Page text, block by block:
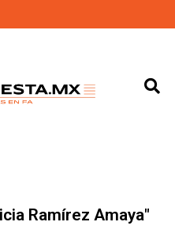
Ramírez Amaya"